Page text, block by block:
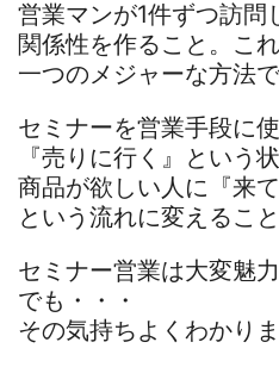
営業マンが1件ずつ訪問
関係性を作ること。こ
一つのメジャーな方法で
セミナーを営業手段に
『売りに行く』という
商品が欲しい人に『来て
という流れに変えるこ
セミナー営業は大変魅
でも・・・
その気持ちよくわかりま